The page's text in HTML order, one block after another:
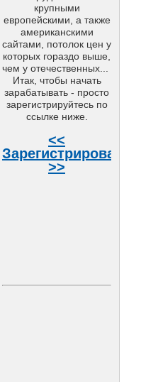
крупными
европейскими, а также
американскими
сайтами, потолок цен у
которых гораздо выше,
чем у отечественных...
Итак, чтобы начать
зарабатывать - просто
зарегистрируйтесь по
ссылке ниже.
<<
>>